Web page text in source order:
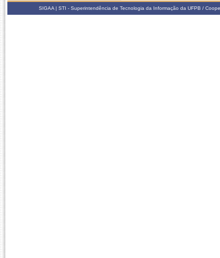
SIGAA | STI - Superintendência de Tecnologia da Informação da UFPB /